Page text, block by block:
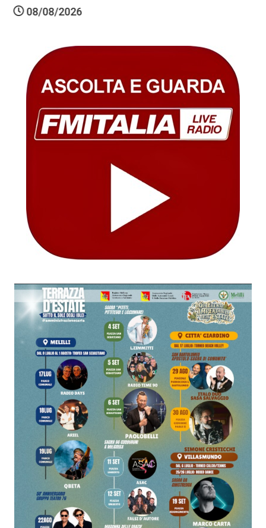
08/08/2026